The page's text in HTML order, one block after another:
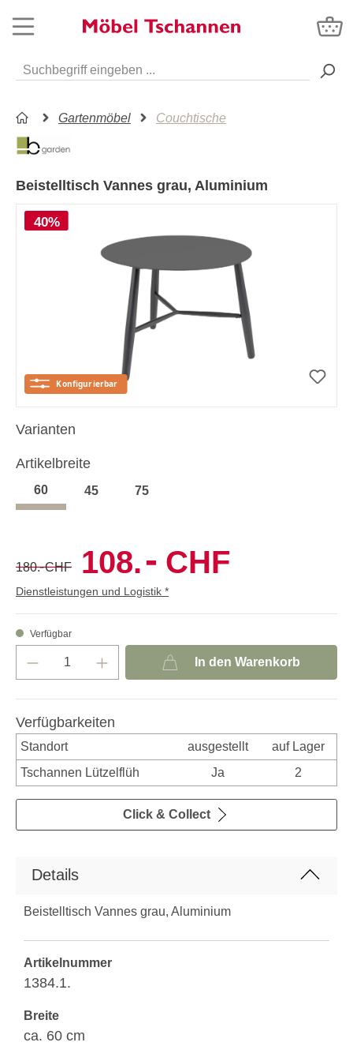
Gartenmöbel Couchtische
40%
Beistelltisch Vannes grau, Aluminium
Varianten
Artikelbreite
60 45 75
180.-CHF 108.- CHF
Dienstleistungen und Logistik *
Verfügbar
In den Warenkorb
Verfügbarkeiten
Standort ausgestellt
auf Lager
Tschannen Lützelflüh
Ja 2
Click & Collect
Details
Beistelltisch Vannes grau, Aluminium
Artikelnummer
1384.1.
Breite
ca. 60 cm